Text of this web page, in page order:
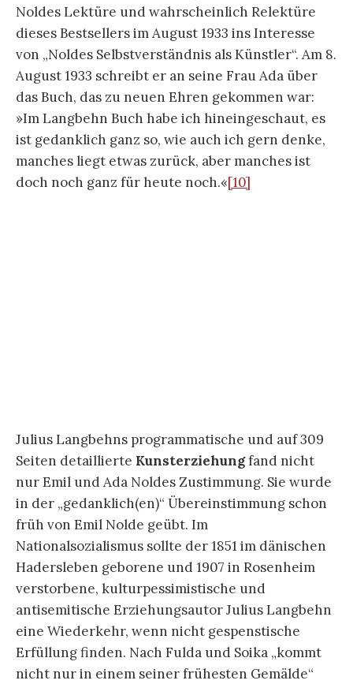
Noldes Lektüre und wahrscheinlich Relektüre
dieses Bestsellers im August 1933 ins Interesse
von „Noldes Selbstverständnis als Künstler“. Am 8.
August 1933 schreibt er an seine Frau Ada über
das Buch, das zu neuen Ehren gekommen war:
»Im Langbehn Buch habe ich hineingeschaut, es
ist gedanklich ganz so, wie auch ich gern denke,
manches liegt etwas zurück, aber manches ist
doch noch ganz für heute noch.«[10]
eine Wiederkehr, wenn nicht gespenstische
Erfüllung finden. Nach Fulda und Soika „kommt
nicht nur in einem seiner frühesten Gemälde“
Noldes Langbehn-Lektüre oder zumindest
Rembrandt-Rezeption „zum Ausdruck“. „Maleren
(Selbstbildnis) von 1899 (wirkt) in seinem
Helldunkel wie ein Zitat eines der vielen
Selbstporträts des jungen Rembrandt“.
Nolde konnte Langbehns Künstlerkonzept auch
wie eine Selbstbeschreibung lesen, wenn es dort
bezüglich den Marktes und des ausbleibenden
Erfolgs heißt: